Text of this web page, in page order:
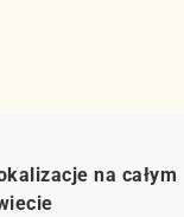
na całym